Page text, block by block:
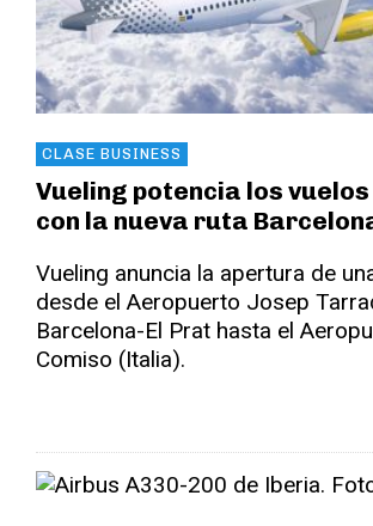
CLASE BUSINESS
Vueling potencia los
con la nueva ruta
Vueling anuncia la apertura de
desde el Aeropuerto Josep
Barcelona-El Prat hasta el
Comiso (Italia).